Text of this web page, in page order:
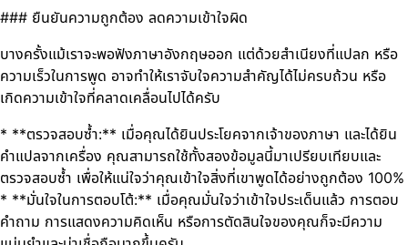
### ยืนยันความถูกต้อง ลดความเข้าใจผิด
บางครั้งแม้เราจะพอฟังภาษาอังกฤษออก แต่ด้วยสำเนียงที่แปลก หรือ
ความเร็วในการพูด อาจทำให้เราจับใจความสำคัญได้ไม่ครบถ้วน หรือ
เกิดความเข้าใจที่คลาดเคลื่อนไปได้ครับ
* **ตรวจสอบซ้ำ:** เมื่อคุณได้ยินประโยคจากเจ้าของภาษา และได้ยิน
คำแปลจากเครื่อง คุณสามารถใช้ทั้งสองข้อมูลนี้มาเปรียบเทียบและ
ตรวจสอบซ้ำ เพื่อให้แน่ใจว่าคุณเข้าใจสิ่งที่เขาพูดได้อย่างถูกต้อง 100%
* **มั่นใจในการตอบโต้:** เมื่อคุณมั่นใจว่าเข้าใจประเด็นแล้ว การตอบ
คำถาม การแสดงความคิดเห็น หรือการตัดสินใจของคุณก็จะมีความ